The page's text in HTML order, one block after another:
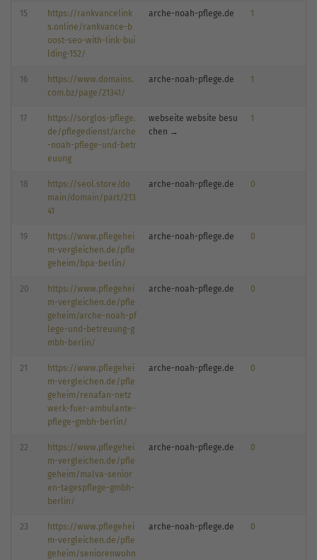
15
https://rankvancelink
s.online/rankvance-b
oost-seo-with-link-bui
lding-152/
arche-noah-pflege.de 1
16
https://www.domains.
com.bz/page/21341/
arche-noah-pflege.de 1
17
https://sorglos-pflege.
de/pflegedienst/arche
-noah-pflege-und-betr
euung
webseite website besu
chen →
1
18
https://seol.store/do
main/domain/part/213
41
arche-noah-pflege.de 0
19
https://www.pflegehei
m-vergleichen.de/pfle
geheim/bpa-berlin/
arche-noah-pflege.de 0
20
https://www.pflegehei
m-vergleichen.de/pfle
geheim/arche-noah-pf
lege-und-betreuung-g
mbh-berlin/
arche-noah-pflege.de 0
21
https://www.pflegehei
m-vergleichen.de/pfle
geheim/renafan-netz
werk-fuer-ambulante-
pflege-gmbh-berlin/
arche-noah-pflege.de 0
22
https://www.pflegehei
m-vergleichen.de/pfle
geheim/malva-senior
en-tagespflege-gmbh-
berlin/
arche-noah-pflege.de 0
23
https://www.pflegehei
m-vergleichen.de/pfle
geheim/seniorenwohn
arche-noah-pflege.de 0